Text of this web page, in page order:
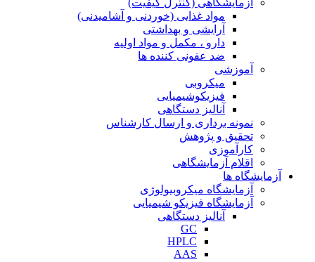
آزمایشگاهی (کنترل کیفیت)
مواد غذایی (خوردنی و آشامیدنی)
آرایشی و بهداشتی
دارو ، مکمل و مواد اولیه
ضد عفونی کننده ها
آموزشی
میکروبی
فیزیکوشیمیایی
آنالیز دستگاهی
نمونه برداری و ارسال کارشناس
تحقیق و پژوهش
کارآموزی
اقلام آزمایشگاهی
آزمایشگاه ها
آزمایشگاه میکروبیولوژی
آزمایشگاه فیزیکو شیمیایی
آنالیز دستگاهی
GC
HPLC
AAS